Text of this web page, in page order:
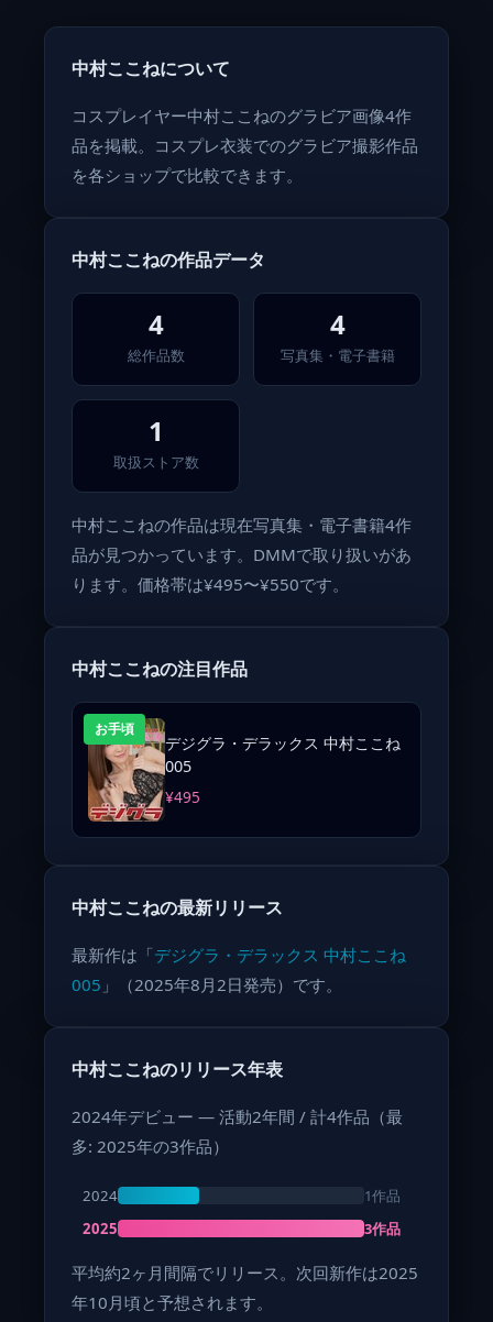
中村ここねについて
コスプレイヤー中村ここねのグラビア画像4作
品を掲載。コスプレ衣装でのグラビア撮影作品
を各ショップで比較できます。
中村ここねの作品データ
4
総作品数
4
写真集・電子書籍
1
取扱ストア数
中村ここねの作品は現在写真集・電子書籍4作
品が見つかっています。DMMで取り扱いがあ
ります。価格帯は¥495〜¥550です。
中村ここねの注目作品
お手頃
デジグラ・デラックス 中村ここね
005
¥495
中村ここねの最新リリース
最新作は「デジグラ・デラックス 中村ここね
005 」（2025年8月2日発売）です。
中村ここねのリリース年表
2024年デビュー — 活動2年間 / 計4作品（最
多: 2025年の3作品）
2024
1作品
2025
3作品
平均約2ヶ月間隔でリリース。次回新作は2025
年10月頃と予想されます。